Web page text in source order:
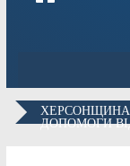
ХЕРСОНЩИНА
ДОПОМОГИ